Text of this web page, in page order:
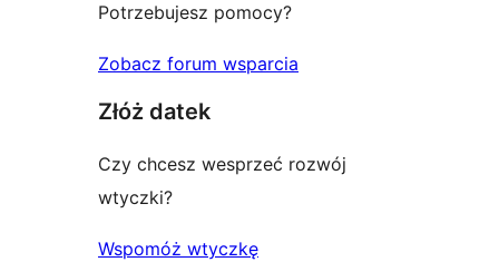
Potrzebujesz pomocy?
Zobacz forum wsparcia
Złóż datek
Czy chcesz wesprzeć rozwój
wtyczki?
Wspomóż wtyczkę